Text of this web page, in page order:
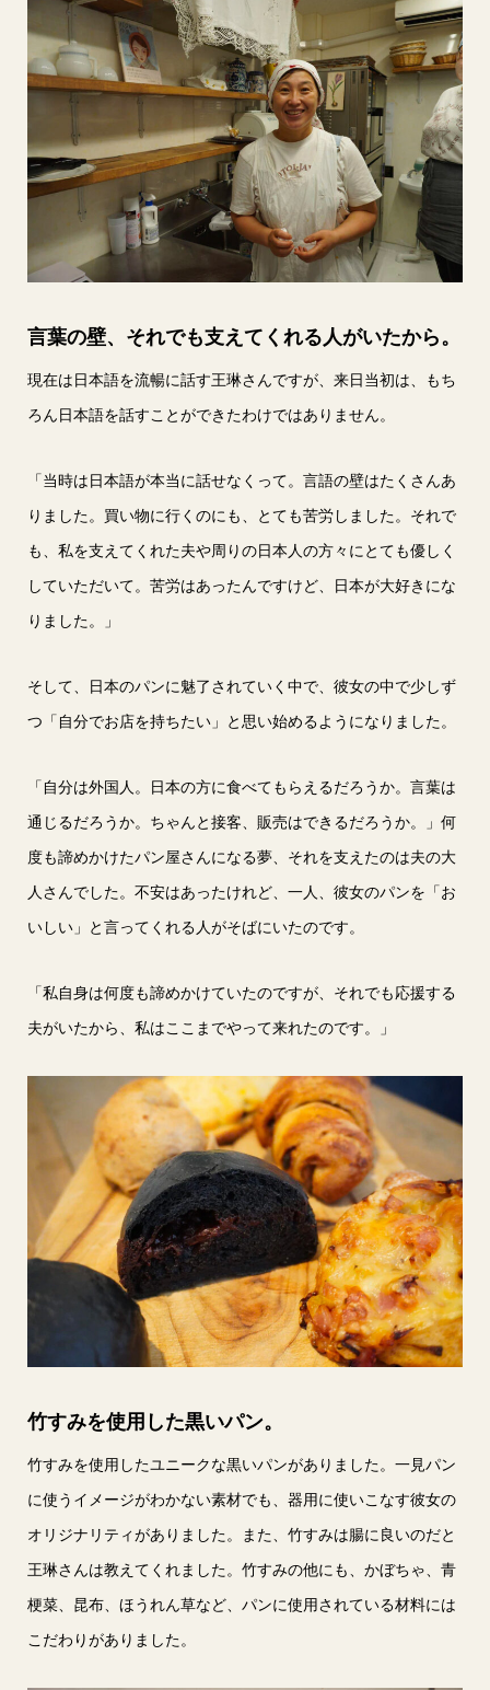
言葉の壁、それでも支えてくれる人がいたから。
現在は日本語を流暢に話す王琳さんですが、来日当初は、もち
ろん日本語を話すことができたわけではありません。
「当時は日本語が本当に話せなくって。言語の壁はたくさんあ
りました。買い物に行くのにも、とても苦労しました。それで
も、私を支えてくれた夫や周りの日本人の方々にとても優しく
していただいて。苦労はあったんですけど、日本が大好きにな
りました。」
そして、日本のパンに魅了されていく中で、彼女の中で少しず
つ「自分でお店を持ちたい」と思い始めるようになりました。
「自分は外国人。日本の方に食べてもらえるだろうか。言葉は
通じるだろうか。ちゃんと接客、販売はできるだろうか。」何
度も諦めかけたパン屋さんになる夢、それを支えたのは夫の大
人さんでした。不安はあったけれど、一人、彼女のパンを「お
いしい」と言ってくれる人がそばにいたのです。
「私自身は何度も諦めかけていたのですが、それでも応援する
夫がいたから、私はここまでやって来れたのです。」
竹すみを使用した黒いパン。
竹すみを使用したユニークな黒いパンがありました。一見パン
に使うイメージがわかない素材でも、器用に使いこなす彼女の
オリジナリティがありました。また、竹すみは腸に良いのだと
王琳さんは教えてくれました。竹すみの他にも、かぼちゃ、青
梗菜、昆布、ほうれん草など、パンに使用されている材料には
こだわりがありました。